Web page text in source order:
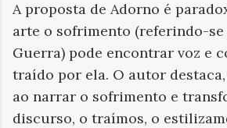
A proposta de Adorno é
arte o sofrimento (referindo-
Guerra) pode encontrar voz e
traído por ela. O autor
ao narrar o sofrimento e
discurso, o traímos, o